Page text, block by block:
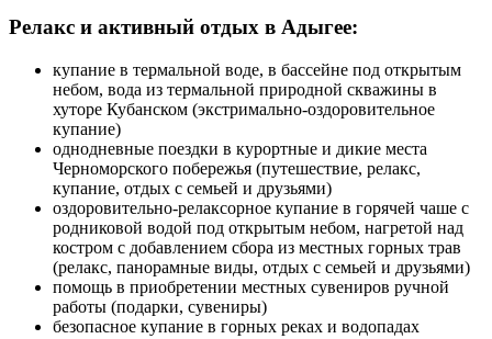
Релакс и активный отдых в Адыгее:
купание в термальной воде, в бассейне под открытым
небом, вода из термальной природной скважины в
хуторе Кубанском (экстримально-оздоровительное
купание)
однодневные поездки в курортные и дикие места
Черноморского побережья (путешествие, релакс,
купание, отдых с семьей и друзьями)
оздоровительно-релаксорное купание в горячей чаше с
родниковой водой под открытым небом, нагретой над
костром с добавлением сбора из местных горных трав
(релакс, панорамные виды, отдых с семьей и друзьями)
помощь в приобретении местных сувениров ручной
работы (подарки, сувениры)
безопасное купание в горных реках и водопадах